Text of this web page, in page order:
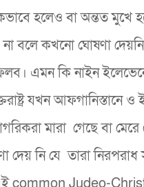
হলেও বা অন্তত মুখে
বলে কখনো ঘোষণা
এমন কি নাইন
যখন আফগানিস্তানে
মারা গেছে বা মেরে
দেয় নি যে তারা
common Judeo-